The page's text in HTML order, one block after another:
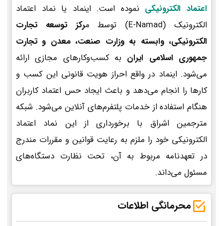
اعتماد الکترونیکی نموده است. اینماد یا نماد اعتماد
الکترونیک (E-Namad) توسط م
رکز توسعه تجارت
الکترونیکی، وابسته به وزارت صنعت، معدن و تجارت
جمهوری اسلامی ایران به کسب‌وکارهای مجازی ارائه
می‌شود. اینماد در واقع احراز هویت قانونی این کسب و
کارها را انجام می‌دهد و باعث ایجاد حس اعتماد کاربران
هنگام استفاده از خدمات پلتفرم‌های آنلاین می‌شود. شبکه
مترجمین اشراق با برخورداری از این نماد اعتماد
الکترونیکی خود را ملزم به رعایت قوانین و مقررات مندرج
در تعهدنامه مربوط به آن، تحت نظارت دستگاه‌های
مسئول می‌داند.
محرمانگی اطلاعات